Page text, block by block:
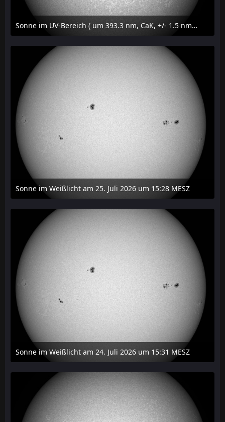
Sonne im UV-Bereich ( um 393.3 nm, CaK, +/- 1.5 nm) am 25. Juli 2026 um 15:32 MESZ
27. Juli 2026 um 20:32
Sonne im Weißlicht am 25. Juli 2026 um 15:28 MESZ
27. Juli 2026 um 20:29
Sonne im Weißlicht am 24. Juli 2026 um 15:31 MESZ
24. Juli 2026 um 21:45